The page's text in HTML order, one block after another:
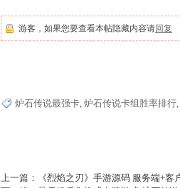
游客，如果您要查看本帖隐藏内容请回复
炉石传说最强卡, 炉石传说卡组胜率排行,
上一篇：
《烈焰之刃》手游源码 服务端+客